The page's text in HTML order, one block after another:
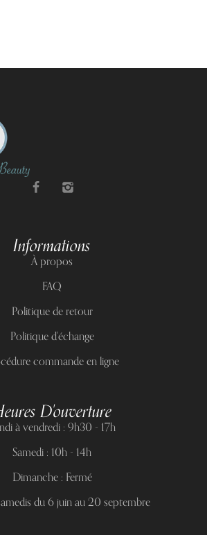
Informations
À propos
FAQ
Politique de retour
Politique d'échange
commande en ligne
D'ouverture
à vendredi : 9h30 - 17h
Samedi : 10h - 14h
Dimanche : Fermé
du 6 juin au 20 septembre